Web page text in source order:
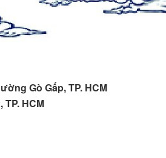
Gò Gấp, TP. HCM
HCM